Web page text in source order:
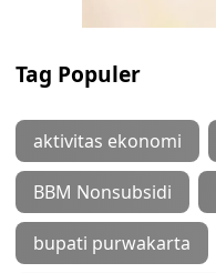
Tag Populer
aktivitas ekonomi
BBM Nonsubsidi
bupati purwakarta